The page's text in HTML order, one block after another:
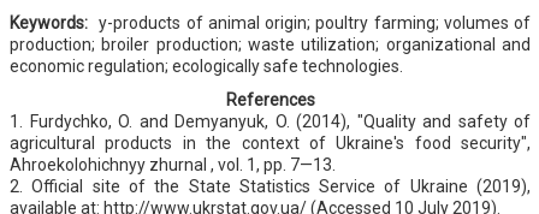
Keywords: y-products of animal origin; poultry farming; volumes of
production; broiler production; waste utilization; organizational and
economic regulation; ecologically safe technologies.
References
1. Furdychko, O. and Demyanyuk, O. (2014), "Quality and safety of
agricultural products in the context of Ukraine's food security",
Ahroekolohichnyy zhurnal , vol. 1, pp. 7—13.
2. Official site of the State Statistics Service of Ukraine (2019),
available at: http://www.ukrstat.gov.ua/ (Accessed 10 July 2019).